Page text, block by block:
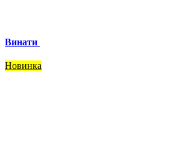
Винати
Новинка